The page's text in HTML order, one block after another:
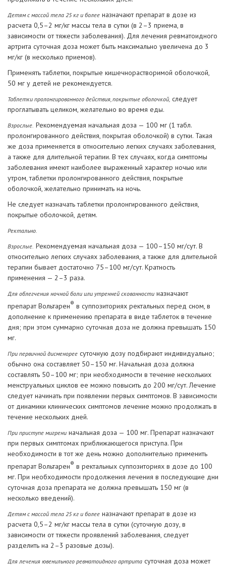
Детям с массой тела 25 кг и более назначают препарат в дозе из
расчета 0,5–2 мг/кг массы тела в сутки (в 2–3 приема, в
зависимости от тяжести заболевания). Для лечения ревматоидного
артрита суточная доза может быть максимально увеличена до 3
мг/кг (в несколько приемов).
Применять таблетки, покрытые кишечнорастворимой оболочкой,
50 мг у детей не рекомендуется.
Таблетки пролонгированного действия, покрытые оболочкой, следует
проглатывать целиком, желательно во время еды.
Взрослые. Рекомендуемая начальная доза — 100 мг (1 табл.
пролонгированного действия, покрытая оболочкой) в сутки. Такая
же доза применяется в относительно легких случаях заболевания,
а также для длительной терапии. В тех случаях, когда симптомы
заболевания имеют наиболее выраженный характер ночью или
утром, таблетки пролонгированного действия, покрытые
оболочкой, желательно принимать на ночь.
Не следует назначать таблетки пролонгированного действия,
покрытые оболочкой, детям.
Ректально.
Взрослые. Рекомендуемая начальная доза — 100–150 мг/сут. В
относительно легких случаях заболевания, а также для длительной
терапии бывает достаточно 75–100 мг/сут. Кратность
применения — 2–3 раза.
Для облегчения ночной боли или утренней скованности назначают
препарат Вольтарен® в суппозиториях ректальных перед сном, в
дополнение к применению препарата в виде таблеток в течение
дня; при этом суммарно суточная доза не должна превышать 150
мг.
При первичной дисменорее суточную дозу подбирают индивидуально;
обычно она составляет 50–150 мг. Начальная доза должна
составлять 50–100 мг; при необходимости в течение нескольких
менструальных циклов ее можно повысить до 200 мг/сут. Лечение
следует начинать при появлении первых симптомов. В зависимости
от динамики клинических симптомов лечение можно продолжать в
течение нескольких дней.
При приступе мигрени начальная доза — 100 мг. Препарат назначают
при первых симптомах приближающегося приступа. При
необходимости в тот же день можно дополнительно применить
препарат Вольтарен® в ректальных суппозиториях в дозе до 100
мг. При необходимости продолжения лечения в последующие дни
суточная доза препарата не должна превышать 150 мг (в
несколько введений).
Детям с массой тела 25 кг и более назначают препарат в дозе из
расчета 0,5–2 мг/кг массы тела в сутки (суточную дозу, в
зависимости от тяжести проявлений заболевания, следует
разделить на 2–3 разовые дозы).
Для лечения ювенильного ревматоидного артрита суточная доза может